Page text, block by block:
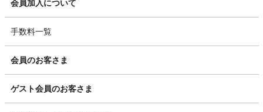
会員加入について
手数料一覧
会員のお客さま
ゲスト会員のお客さま